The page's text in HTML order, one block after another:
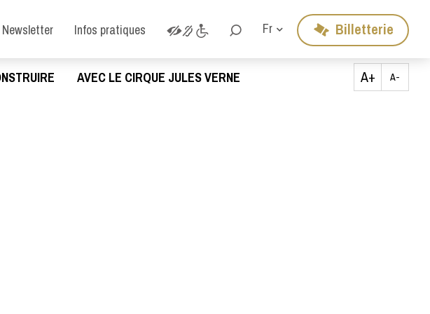
Newsletter Infos pratiques Fr Billetterie
AVEC LE CIRQUE JULES VERNE A+ A-